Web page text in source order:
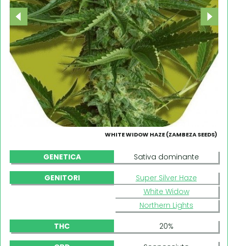
WHITE WIDOW HAZE (ZAMBEZA SEEDS)
GENETICA Sativa dominante
GENITORI
Super Silver Haze
White Widow
Northern Lights
THC 20%